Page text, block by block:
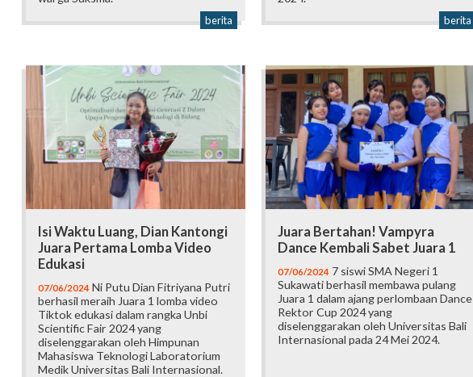
berita berita
Isi Waktu Luang, Dian Kantongi
Juara Pertama Lomba Video
Edukasi
07/06/2024 Ni Putu Dian Fitriyana Putri
berhasil meraih Juara 1 lomba video
Tiktok edukasi dalam rangka Unbi
Scientific Fair 2024 yang
diselenggarakan oleh Himpunan
Mahasiswa Teknologi Laboratorium
Medik Universitas Bali Internasional.
Juara Bertahan! Vampyra
Dance Kembali Sabet Juara 1
07/06/20247 siswi SMA Negeri 1
Sukawati berhasil membawa pulang
Juara 1 dalam ajang perlombaan Dance
Rektor Cup 2024 yang
diselenggarakan oleh Universitas Bali
Internasional pada 24 Mei 2024.